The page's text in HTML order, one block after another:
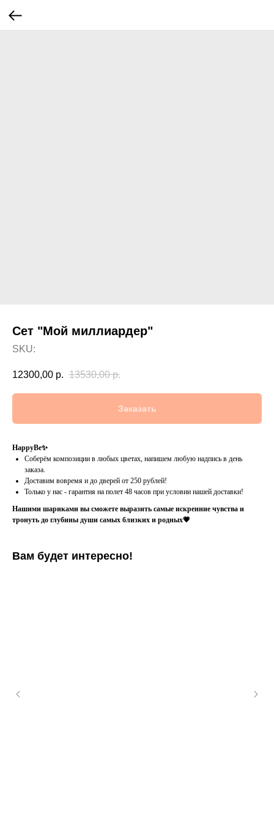
Сет "Мой миллиардер"
SKU:
12300,00 р. 13530,00 р.
Заказать
HappyBe✨
Соберём композиции в любых цветах, напишем любую надпись в день
заказа.
Доставим вовремя и до дверей от 250 рублей!
Только у нас - гарантия на полет 48 часов при условии нашей доставки!
Нашими шариками вы сможете выразить самые искренние чувства и
тронуть до глубины души самых близких и родных💗
Вам будет интересно!